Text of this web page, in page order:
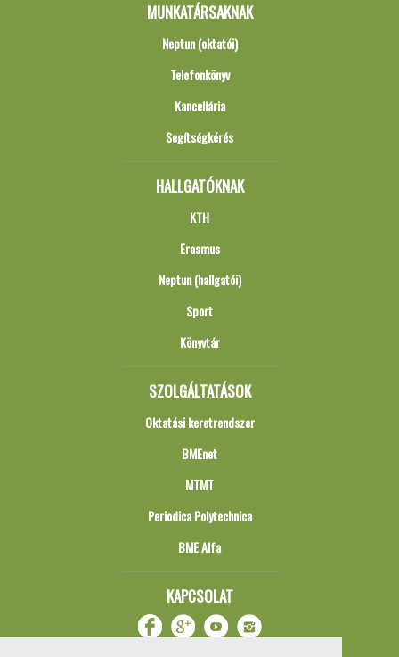
MUNKATÁRSAKNAK
Neptun (oktatói)
Telefonkönyv
Kancellária
Segítségkérés
HALLGATÓKNAK
KTH
Erasmus
Neptun (hallgatói)
Sport
Könyvtár
SZOLGÁLTATÁSOK
Oktatási keretrendszer
BMEnet
MTMT
Periodica Polytechnica
BME Alfa
KAPCSOLAT